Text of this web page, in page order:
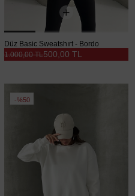
Düz Basic Sweatshırt - Bordo
500,00 TL
1.000,00 TL
%50